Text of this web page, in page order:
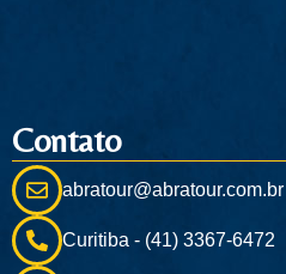
Contato
abratour@abratour.com.br
Curitiba - (41) 3367-6472